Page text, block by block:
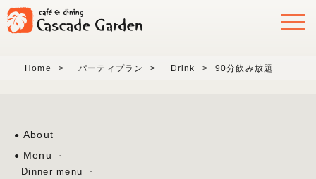
Home > パーティプラン > Drink > 90分飲み放題
About
Menu
Dinner menu